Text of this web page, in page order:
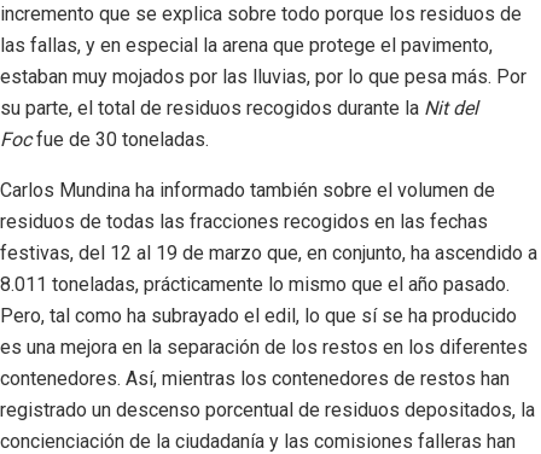
incremento que se explica sobre todo porque los residuos de
las fallas, y en especial la arena que protege el pavimento,
estaban muy mojados por las lluvias, por lo que pesa más. Por
su parte, el total de residuos recogidos durante la Nit del
Focfue de 30 toneladas.
Carlos Mundina ha informado también sobre el volumen de
residuos de todas las fracciones recogidos en las fechas
festivas, del 12 al 19 de marzo que, en conjunto, ha ascendido a
8.011 toneladas, prácticamente lo mismo que el año pasado.
Pero, tal como ha subrayado el edil, lo que sí se ha producido
es una mejora en la separación de los restos en los diferentes
contenedores. Así, mientras los contenedores de restos han
registrado un descenso porcentual de residuos depositados, la
concienciación de la ciudadanía y las comisiones falleras han